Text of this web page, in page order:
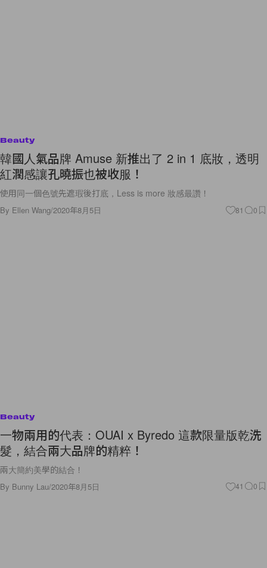
Beauty
韓國人氣品牌 Amuse 新推出了 2 in 1 底妝，透明
紅潤感讓孔曉振也被收服！
使用同一個色號先遮瑕後打底，Less is more 妝感最讚！
By Ellen Wang/2020年8月5日 81 0
Beauty
一物兩用的代表：OUAI x Byredo 這款限量版乾洗
髮，結合兩大品牌的精粹！
兩大簡約美學的結合！
By Bunny Lau/2020年8月5日 41 0